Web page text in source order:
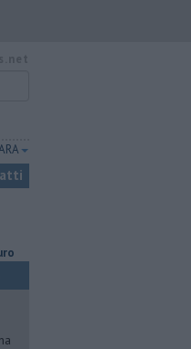
sulla Firenze-Roma, i treni